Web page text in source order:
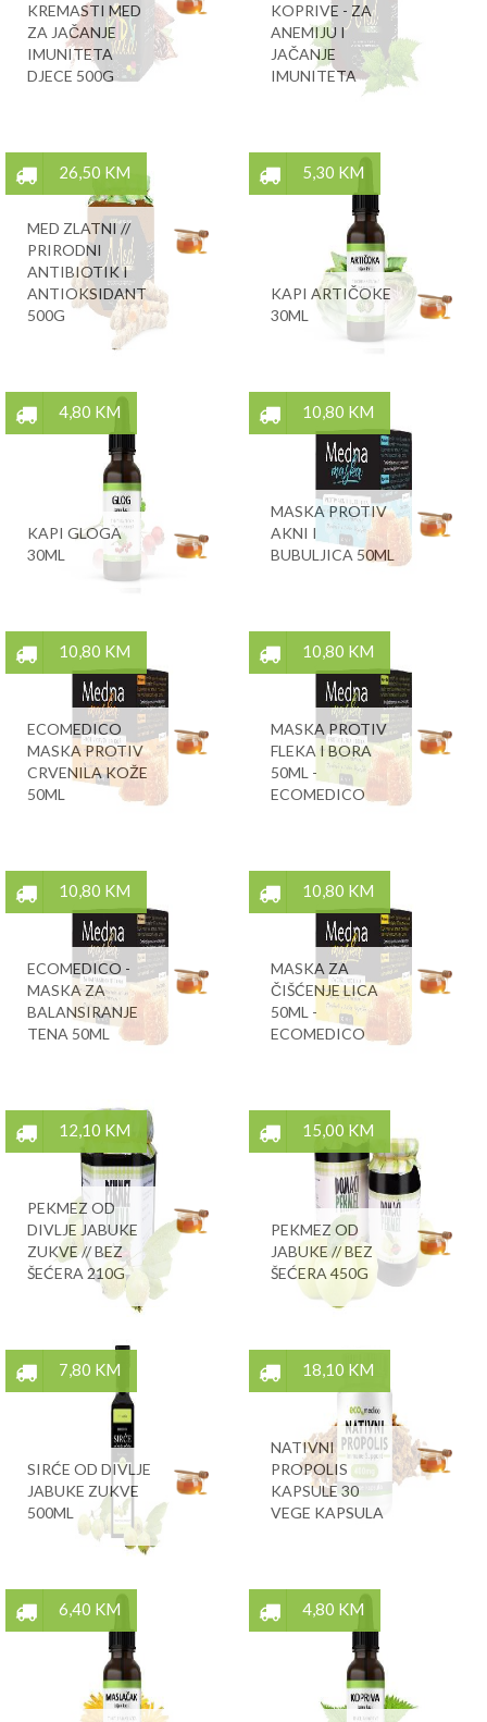
KREMASTI MED
ZA JAČANJE
IMUNITETA
DJECE 500G
KOPRIVE - ZA
ANEMIJU I
JAČANJE
IMUNITETA
26,50 KM
MED ZLATNI //
PRIRODNI
ANTIBIOTIK I
ANTIOKSIDANT
500G
5,30 KM
KAPI ARTIČOKE
30ML
4,80 KM
KAPI GLOGA
30ML
10,80 KM
MASKA PROTIV
AKNI I
BUBULJICA 50ML
10,80 KM
ECOMEDICO
MASKA PROTIV
CRVENILA KOŽE
50ML
10,80 KM
MASKA PROTIV
FLEKA I BORA
50ML -
ECOMEDICO
10,80 KM
ECOMEDICO -
MASKA ZA
BALANSIRANJE
TENA 50ML
10,80 KM
MASKA ZA
ČIŠĆENJE LICA
50ML -
ECOMEDICO
12,10 KM
PEKMEZ OD
DIVLJE JABUKE
ZUKVE // BEZ
ŠEĆERA 210G
15,00 KM
PEKMEZ OD
JABUKE // BEZ
ŠEĆERA 450G
7,80 KM
SIRĆE OD DIVLJE
JABUKE ZUKVE
500ML
18,10 KM
NATIVNI
PROPOLIS
KAPSULE 30
VEGE KAPSULA
6,40 KM 4,80 KM